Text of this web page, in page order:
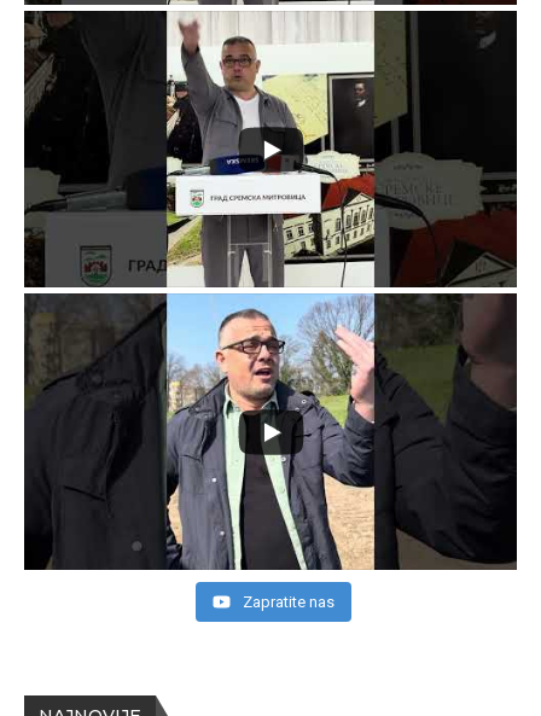
Zapratite nas